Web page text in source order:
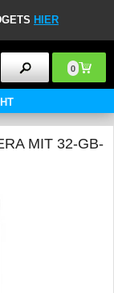
HIER
0
MIT 32-GB-